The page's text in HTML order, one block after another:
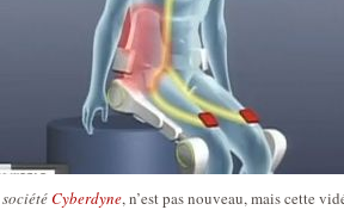
sociétéCyberdyne, n’est pas nouveau, mais cette